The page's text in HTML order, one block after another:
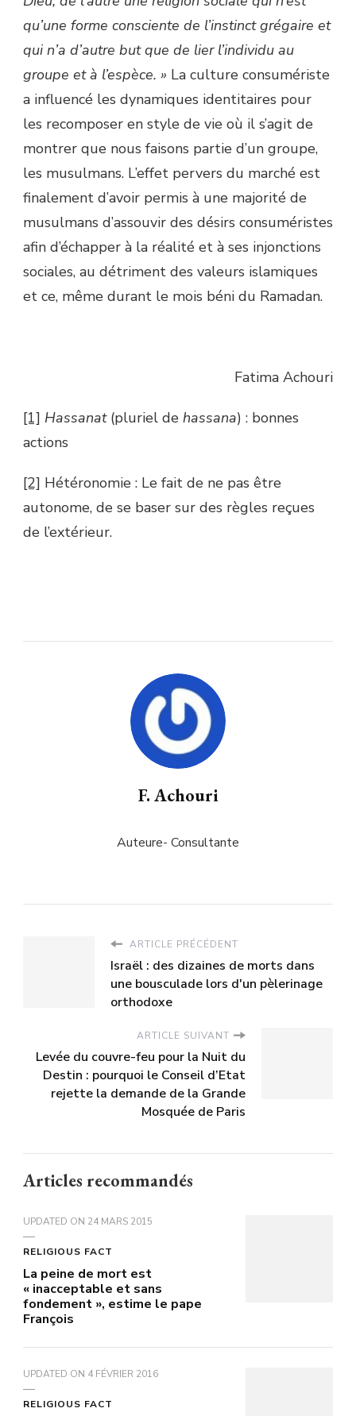
qu’une forme consciente de l’instinct grégaire et
qui n’a d’autre but que de lier l’individu au
groupe et à l’espèce. » La culture consumériste
a influencé les dynamiques identitaires pour
les recomposer en style de vie où il s’agit de
montrer que nous faisons partie d’un groupe,
les musulmans. L’effet pervers du marché est
finalement d’avoir permis à une majorité de
musulmans d’assouvir des désirs consuméristes
afin d’échapper à la réalité et à ses injonctions
sociales, au détriment des valeurs islamiques
et ce, même durant le mois béni du Ramadan.
Fatima Achouri
[1] Hassanat(pluriel de hassana) : bonnes
actions
[2] Hétéronomie : Le fait de ne pas être
autonome, de se baser sur des règles reçues
de l’extérieur.
F. Achouri
Auteure- Consultante
ARTICLE PRÉCÉDENT
Israël : des dizaines de morts dans
une bousculade lors d'un pèlerinage
orthodoxe
ARTICLE SUIVANT
Levée du couvre-feu pour la Nuit du
Destin : pourquoi le Conseil d’Etat
rejette la demande de la Grande
Mosquée de Paris
Articles recommandés
UPDATED ON 24 MARS 2015
RELIGIOUS FACT
La peine de mort est
« inacceptable et sans
fondement », estime le pape
François
UPDATED ON 4 FÉVRIER 2016
RELIGIOUS FACT